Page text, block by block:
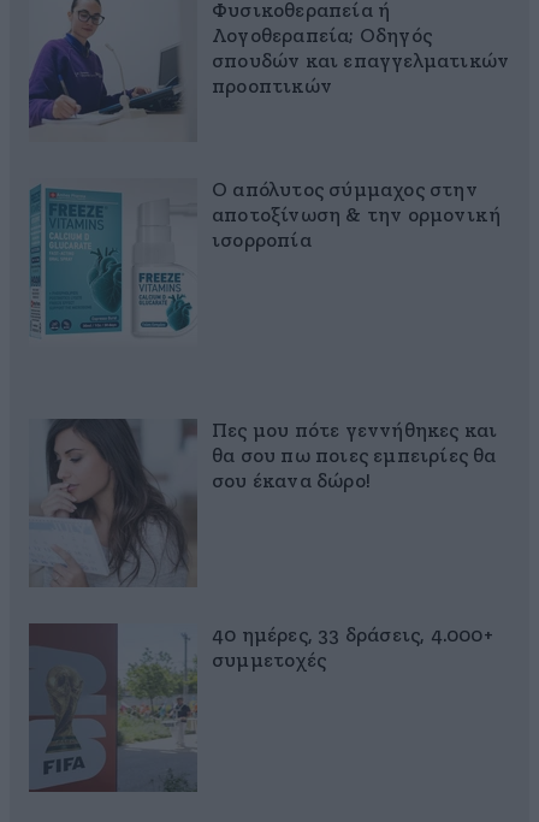
Φυσικοθεραπεία ή
Λογοθεραπεία; Οδηγός
σπουδών και επαγγελματικών
προοπτικών
Ο απόλυτος σύμμαχος στην
αποτοξίνωση & την ορμονική
ισορροπία
Πες μου πότε γεννήθηκες και
θα σου πω ποιες εμπειρίες θα
σου έκανα δώρο!
40 ημέρες, 33 δράσεις, 4.000+
συμμετοχές